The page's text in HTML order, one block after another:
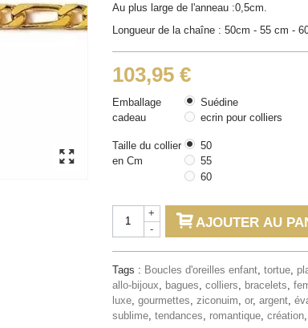
Au plus large de l'anneau :0,5cm.
Longueur de la chaîne : 50cm - 55 cm -
103,95 €
Emballage
cadeau
Suédine
ecrin pour colliers
Taille du collier
en Cm
50
55
60
-
+
AJOUTER AU
Tags : Boucles d'oreilles enfant, tortue,
allo-bijoux
bagues colliers bracelets
luxe, gourmettes ziconuim or, argent,
sublime, tendances romantique, création,